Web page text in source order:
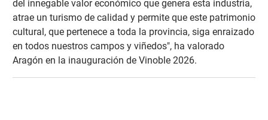
del innegable valor económico que genera esta industria,
atrae un turismo de calidad y permite que este patrimonio
cultural, que pertenece a toda la provincia, siga enraizado
en todos nuestros campos y viñedos", ha valorado
Aragón en la inauguración de Vinoble 2026.